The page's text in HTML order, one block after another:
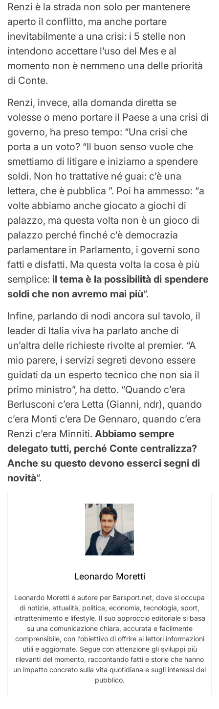
Renzi è la strada non solo per mantenere
aperto il conflitto, ma anche portare
inevitabilmente a una crisi: i 5 stelle non
intendono accettare l’uso del Mes e al
momento non è nemmeno una delle priorità
di Conte.
Renzi, invece, alla domanda diretta se
volesse o meno portare il Paese a una crisi di
governo, ha preso tempo: “Una crisi che
porta a un voto? “Il buon senso vuole che
smettiamo di litigare e iniziamo a spendere
soldi. Non ho trattative né guai: c’è una
lettera, che è pubblica ”. Poi ha ammesso: “a
volte abbiamo anche giocato a giochi di
palazzo, ma questa volta non è un gioco di
palazzo perché finché c’è democrazia
parlamentare in Parlamento, i governi sono
fatti e disfatti. Ma questa volta la cosa è più
semplice: il tema è la possibilità di spendere
soldi che non avremo mai più“.
Infine, parlando di nodi ancora sul tavolo, il
leader di Italia viva ha parlato anche di
un’altra delle richieste rivolte al premier. “A
mio parere, i servizi segreti devono essere
guidati da un esperto tecnico che non sia il
primo ministro”, ha detto. “Quando c’era
Berlusconi c’era Letta (Gianni, ndr), quando
c’era Monti c’era De Gennaro, quando c’era
Renzi c’era Minniti. Abbiamo sempre
delegato tutti, perché Conte centralizza?
Anche su questo devono esserci segni di
novità“.
Leonardo Moretti
Leonardo Moretti è autore per Barsport.net, dove si occupa
di notizie, attualità, politica, economia, tecnologia, sport,
intrattenimento e lifestyle. Il suo approccio editoriale si basa
su una comunicazione chiara, accurata e facilmente
comprensibile, con l’obiettivo di offrire ai lettori informazioni
utili e aggiornate. Segue con attenzione gli sviluppi più
rilevanti del momento, raccontando fatti e storie che hanno
un impatto concreto sulla vita quotidiana e sugli interessi del
pubblico.